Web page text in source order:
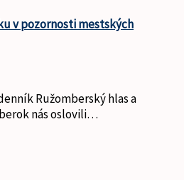
v pozornosti mestských
Ružomberský hlas a
nás oslovili…